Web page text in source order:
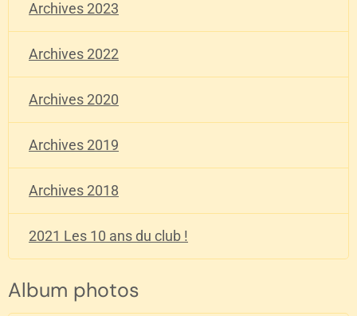
Archives 2023
Archives 2022
Archives 2020
Archives 2019
Archives 2018
2021 Les 10 ans du club !
Album photos